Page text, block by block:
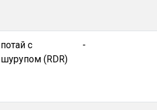
потай с
шурупом (RDR)
-